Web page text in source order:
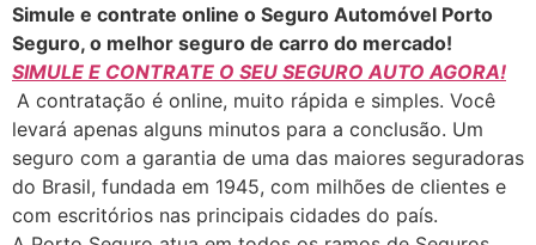
Simule e contrate online o Seguro Automóvel Porto
Seguro, o melhor seguro de carro do mercado!
SIMULE E CONTRATE O SEU SEGURO AUTO AGORA!
A contratação é online, muito rápida e simples. Você
levará apenas alguns minutos para a conclusão. Um
seguro com a garantia de uma das maiores seguradoras
do Brasil, fundada em 1945, com milhões de clientes e
com escritórios nas principais cidades do país.